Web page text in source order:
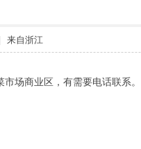
来自浙江
场商业区，有需要电话联系